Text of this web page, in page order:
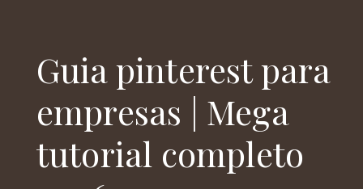
Guia pinterest para
empresas | Mega
tutorial completo